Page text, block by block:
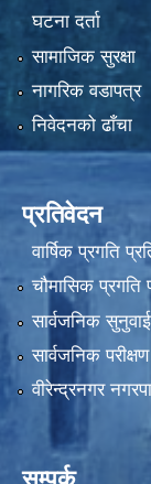
घटना दर्ता
सामाजिक सुरक्षा
नागरिक वडापत्र
निवेदनको ढाँचा
प्रतिवेदन
वार्षिक प्रगति
चौमासिक प्रगति
सार्वजनिक सुनुवाई
सार्वजनिक परीक्षण
वीरेन्द्रनगर